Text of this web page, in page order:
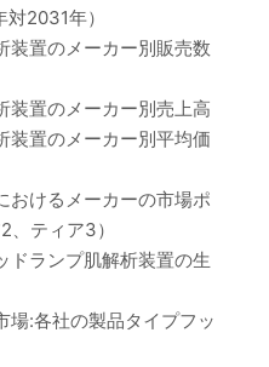
2031年）
装置のメーカー別販売数
装置のメーカー別売上高
装置のメーカー別平均価
おけるメーカーの市場ポ
、ティア3）
ドランプ肌解析装置の生
場:各社の製品タイプフッ